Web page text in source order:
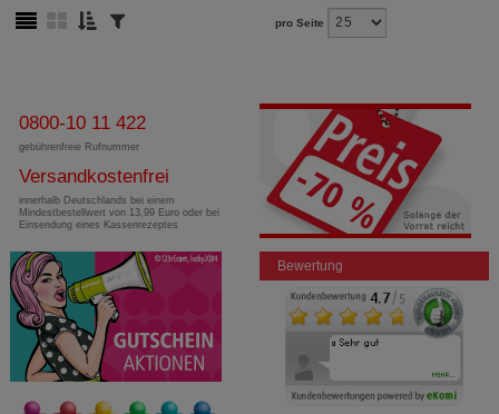
pro Seite
0800-10 11 422
gebührenfreie Rufnummer
Versandkostenfrei
innerhalb Deutschlands bei einem
Mindestbestellwert von 13,99 Euro oder bei
Einsendung eines Kassenrezeptes
Bewertung